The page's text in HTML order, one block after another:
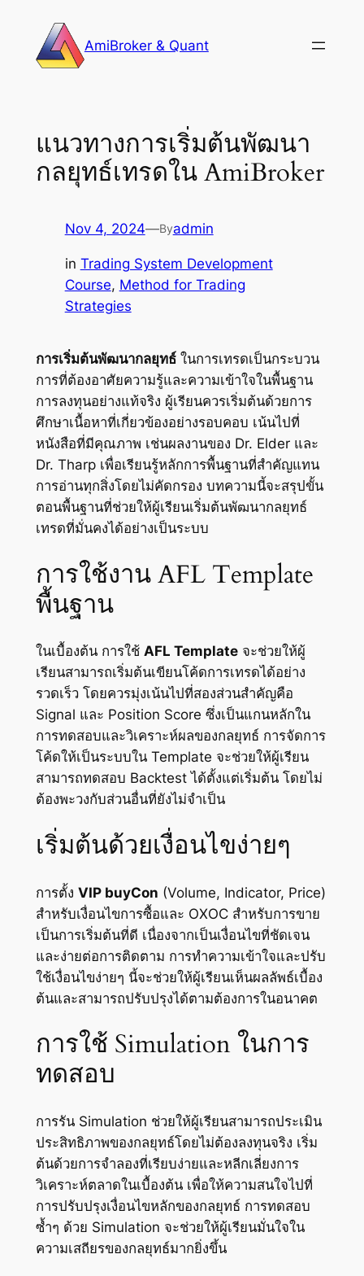
content
AmiBroker & Quant
แนวทางการเริ่มต้นพัฒนา
กลยุทธ์เทรดใน AmiBroker
Nov 4, 2024—Byadmin
in Trading System Development
Course, Method for Trading
Strategies
การเริ่มต้นพัฒนากลยุทธ์ในการเทรดเป็นกระบวน
การที่ต้องอาศัยความรู้และความเข้าใจในพื้นฐาน
การลงทุนอย่างแท้จริง ผู้เรียนควรเริ่มต้นด้วยการ
ศึกษาเนื้อหาที่เกี่ยวข้องอย่างรอบคอบ เน้นไปที่
หนังสือที่มีคุณภาพ เช่นผลงานของ Dr. Elder และ
Dr. Tharp เพื่อเรียนรู้หลักการพื้นฐานที่สำคัญแทน
การอ่านทุกสิ่งโดยไม่คัดกรอง บทความนี้จะสรุปขั้น
ตอนพื้นฐานที่ช่วยให้ผู้เรียนเริ่มต้นพัฒนากลยุทธ์
เทรดที่มั่นคงได้อย่างเป็นระบบ
การใช้งาน AFL Template
พื้นฐาน
ในเบื้องต้น การใช้ AFL Templateจะช่วยให้ผู้
เรียนสามารถเริ่มต้นเขียนโค้ดการเทรดได้อย่าง
รวดเร็ว โดยควรมุ่งเน้นไปที่สองส่วนสำคัญคือ
Signal และ Position Score ซึ่งเป็นแกนหลักใน
การทดสอบและวิเคราะห์ผลของกลยุทธ์ การจัดการ
โค้ดให้เป็นระบบใน Template จะช่วยให้ผู้เรียน
สามารถทดสอบ Backtest ได้ตั้งแต่เริ่มต้น โดยไม่
ต้องพะวงกับส่วนอื่นที่ยังไม่จำเป็น
เริ่มต้นด้วยเงื่อนไขง่ายๆ
การตั้ง VIP buyCon (Volume, Indicator, Price)
สำหรับเงื่อนไขการซื้อและ OXOC สำหรับการขาย
เป็นการเริ่มต้นที่ดี เนื่องจากเป็นเงื่อนไขที่ชัดเจน
และง่ายต่อการติดตาม การทำความเข้าใจและปรับ
ใช้เงื่อนไขง่ายๆ นี้จะช่วยให้ผู้เรียนเห็นผลลัพธ์เบื้อง
ต้นและสามารถปรับปรุงได้ตามต้องการในอนาคต
การใช้ Simulation ในการ
ทดสอบ
การรัน Simulation ช่วยให้ผู้เรียนสามารถประเมิน
ประสิทธิภาพของกลยุทธ์โดยไม่ต้องลงทุนจริง เริ่ม
ต้นด้วยการจำลองที่เรียบง่ายและหลีกเลี่ยงการ
วิเคราะห์ตลาดในเบื้องต้น เพื่อให้ความสนใจไปที่
การปรับปรุงเงื่อนไขหลักของกลยุทธ์ การทดสอบ
ซ้ำๆ ด้วย Simulation จะช่วยให้ผู้เรียนมั่นใจใน
ความเสถียรของกลยุทธ์มากยิ่งขึ้น